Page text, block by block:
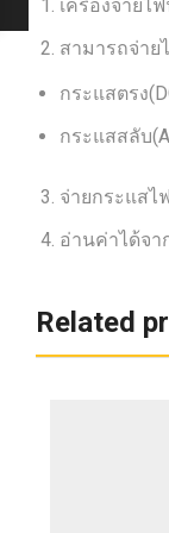
เครื่องจ่ายไ
สามารถจ่าย
กระแสตรง
กระแสสลับ
จ่ายกระแสไ
อ่านค่าได้จา
Related